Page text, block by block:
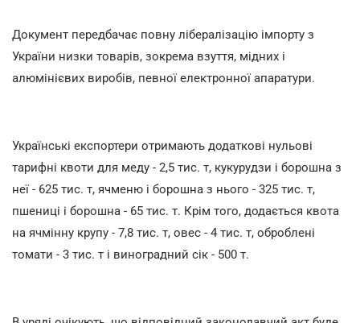
Документ передбачає повну лібералізацію імпорту з
України низки товарів, зокрема взуття, мідних і
алюмінієвих виробів, певної електронної апаратури.
Українські експортери отримають додаткові нульові
тарифні квоти для меду - 2,5 тис. т, кукурудзи і борошна з
неї - 625 тис. т, ячменю і борошна з нього - 325 тис. т,
пшениці і борошна - 65 тис. т. Крім того, додається квота
на ячмінну крупу - 7,8 тис. т, овес - 4 тис. т, оброблені
томати - 3 тис. т і виноградний сік - 500 т.